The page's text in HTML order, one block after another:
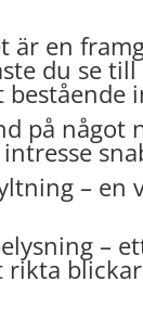
är en
du se
på något
– en
–
rikta